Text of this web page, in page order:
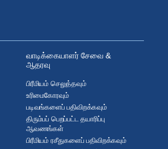
வாடிக்கையாளர் சேவை &
ஆதரவு
பிரீமியம் செலுத்தவும்
உரிமைகோரவும்
படிவங்களைப் பதிவிறக்கவும்
திரும்பப் பெறப்பட்ட தயாரிப்பு
ஆவணங்கள்
பிரீமியம் ரசீதுகளைப் பதிவிறக்கவும்